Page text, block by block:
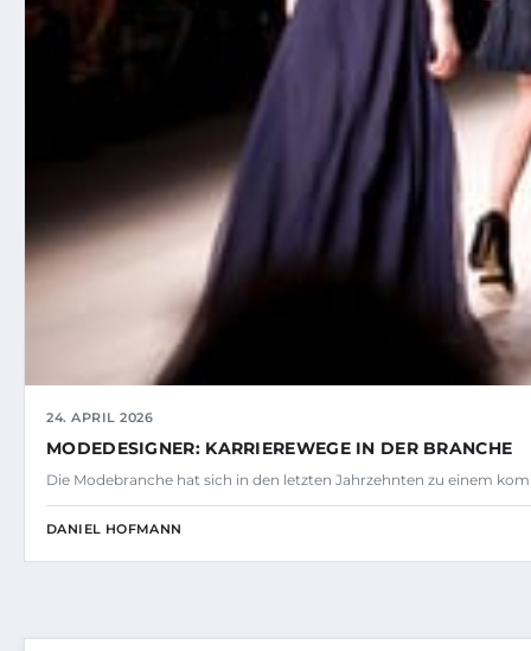
24. APRIL 2026
MODEDESIGNER: KARRIEREWEGE IN DER BRANCHE
Die Modebranche hat sich in den letzten Jahrzehnten zu einem
DANIEL HOFMANN